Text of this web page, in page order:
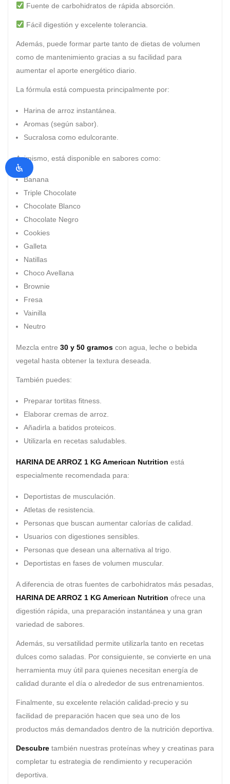
Fuente de carbohidratos de rápida absorción.
Fácil digestión y excelente tolerancia.
Además, puede formar parte tanto de dietas de volumen
como de mantenimiento gracias a su facilidad para
aumentar el aporte energético diario.
La fórmula está compuesta principalmente por:
Harina de arroz instantánea.
Aromas (según sabor).
Sucralosa como edulcorante.
Asimismo, está disponible en sabores como:
Banana
Triple Chocolate
Chocolate Blanco
Chocolate Negro
Cookies
Galleta
Natillas
Choco Avellana
Brownie
Fresa
Vainilla
Neutro
Mezcla entre 30 y 50 gramos con agua, leche o bebida
vegetal hasta obtener la textura deseada.
También puedes:
Preparar tortitas fitness.
Elaborar cremas de arroz.
Añadirla a batidos proteicos.
Utilizarla en recetas saludables.
HARINA DE ARROZ 1 KG American Nutrition está
especialmente recomendada para:
Deportistas de musculación.
Atletas de resistencia.
Personas que buscan aumentar calorías de calidad.
Usuarios con digestiones sensibles.
Personas que desean una alternativa al trigo.
Deportistas en fases de volumen muscular.
A diferencia de otras fuentes de carbohidratos más pesadas,
HARINA DE ARROZ 1 KG American Nutrition ofrece una
digestión rápida, una preparación instantánea y una gran
variedad de sabores.
Además, su versatilidad permite utilizarla tanto en recetas
dulces como saladas. Por consiguiente, se convierte en una
herramienta muy útil para quienes necesitan energía de
calidad durante el día o alrededor de sus entrenamientos.
Finalmente, su excelente relación calidad-precio y su
facilidad de preparación hacen que sea uno de los
productos más demandados dentro de la nutrición deportiva.
Descubre también nuestras proteínas whey y creatinas para
completar tu estrategia de rendimiento y recuperación
deportiva.